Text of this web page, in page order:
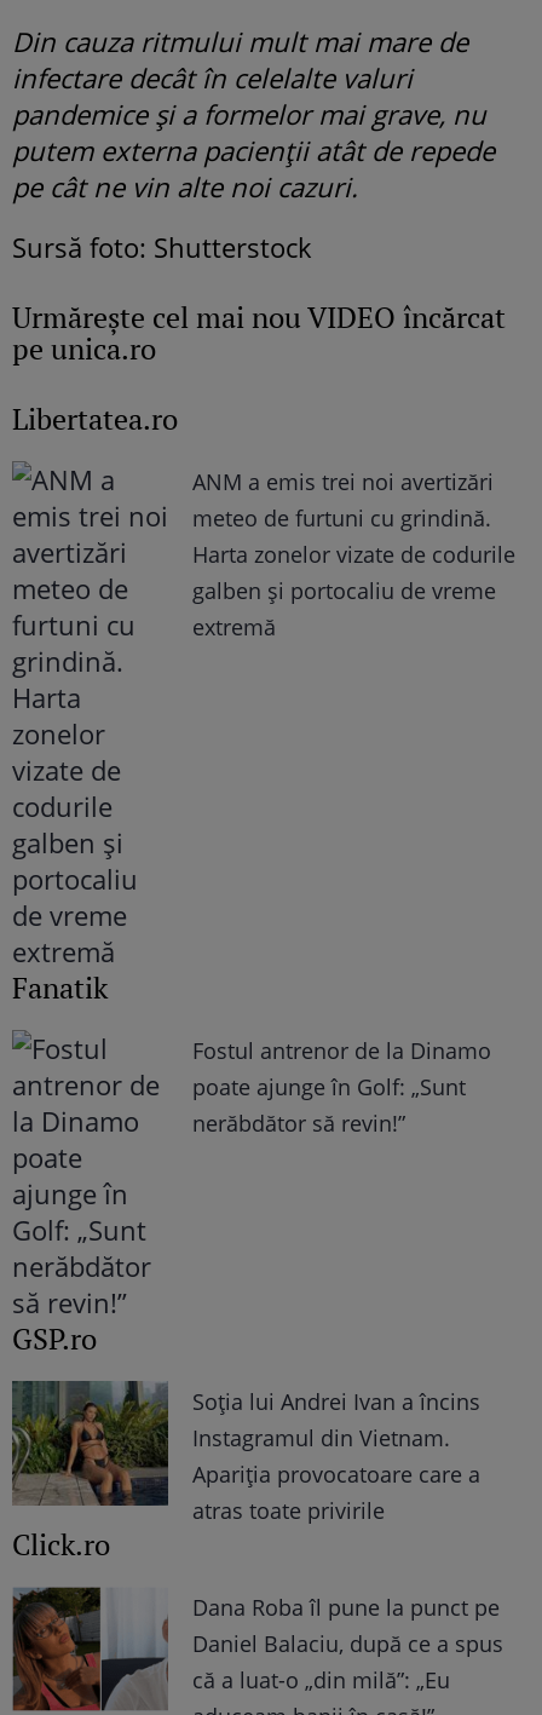
Din cauza ritmului mult mai mare de
infectare decât în celelalte valuri
pandemice şi a formelor mai grave, nu
putem externa pacienţii atât de repede
pe cât ne vin alte noi cazuri.
Sursă foto: Shutterstock
Urmăreşte cel mai nou VIDEO încărcat
pe unica.ro
Libertatea.ro
ANM a emis trei noi avertizări
meteo de furtuni cu grindină.
Harta zonelor vizate de codurile
galben și portocaliu de vreme
extremă
Fanatik
Fostul antrenor de la Dinamo
poate ajunge în Golf: „Sunt
nerăbdător să revin!”
GSP.ro
Soția lui Andrei Ivan a încins
Instagramul din Vietnam.
Apariția provocatoare care a
atras toate privirile
Click.ro
Dana Roba îl pune la punct pe
Daniel Balaciu, după ce a spus
că a luat-o „din milă”: „Eu